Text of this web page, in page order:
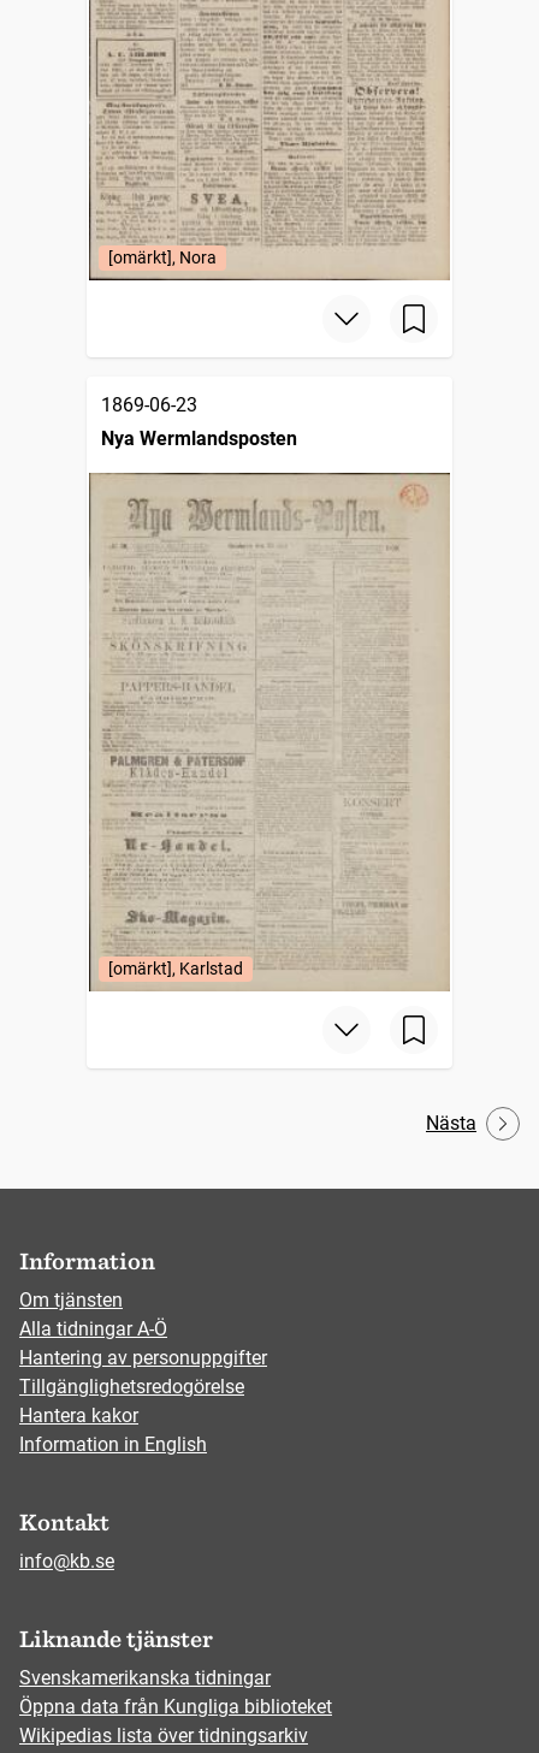
[omärkt], Nora
1869-06-23
Nya Wermlandsposten
[omärkt], Karlstad
Nästa
Information
Om tjänsten
Alla tidningar A-Ö
Hantering av personuppgifter
Tillgänglighetsredogörelse
Hantera kakor
Information in English
Kontakt
info@kb.se
Liknande tjänster
Svenskamerikanska tidningar
Öppna data från Kungliga biblioteket
Wikipedias lista över tidningsarkiv